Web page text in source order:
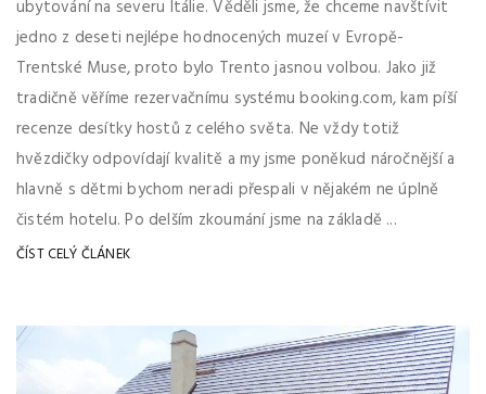
ubytování na severu Itálie. Věděli jsme, že chceme navštívit
jedno z deseti nejlépe hodnocených muzeí v Evropě-
Trentské Muse, proto bylo Trento jasnou volbou. Jako již
tradičně věříme rezervačnímu systému booking.com, kam píší
recenze desítky hostů z celého světa. Ne vždy totiž
hvězdičky odpovídají kvalitě a my jsme poněkud náročnější a
hlavně s dětmi bychom neradi přespali v nějakém ne úplně
čistém hotelu. Po delším zkoumání jsme na základě ...
ČÍST CELÝ ČLÁNEK